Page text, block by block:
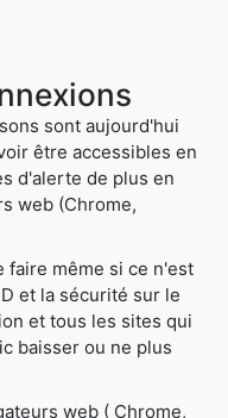
sont aujourd'hui
être accessibles en
d'alerte de plus en
web (Chrome,
faire même si ce n'est
et la sécurité sur le
et tous les sites qui
baisser ou ne plus
web ( Chrome,